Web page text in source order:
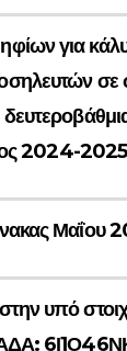
για
σε
2024-
Μαΐου
υπό